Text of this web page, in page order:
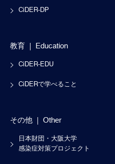
CiDER-DP
教育 Education
CiDER-EDU
CiDERで学べること
その他 Other
日本財団・大阪大学
感染症対策プロジェクト